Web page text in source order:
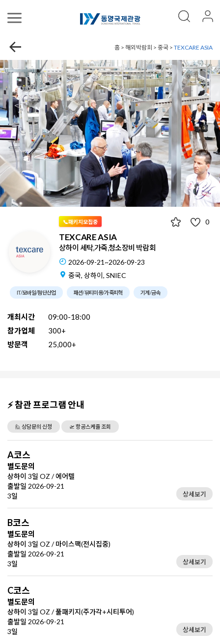
홈 > 해외박람회 > 중국 > TEXCARE ASIA
📞패키지모집중 0
TEXCARE ASIA
상하이 세탁,가죽,청소장비 박람회
2026-09-21~2026-09-23
중국, 상하이, SNIEC
IT/모바일/첨단산업 패션/뷰티미용/가죽피혁 기계/금속
개최시간
09:00-18:00
참가업체
300+
방문객
25,000+
⚡ 참관 프로그램 안내
🙋 상담문의 신청 🛫 항공스케쥴 조회
A코스
별도문의
상하이 3일 OZ / 에어텔
출발일 2026-09-21
3일
상세보기
B코스
별도문의
상하이 3일 OZ / 마이스팩(전시집중)
출발일 2026-09-21
3일
상세보기
C코스
별도문의
상하이 3일 OZ / 풀패키지(주가각+시티투어)
출발일 2026-09-21
3일
상세보기